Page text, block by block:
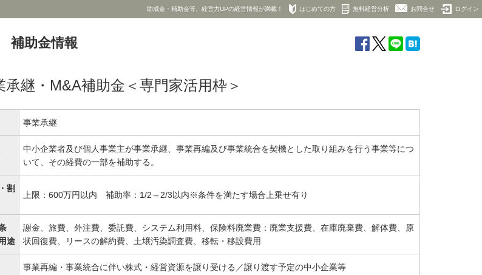
助成金・補助金等、経営力UPの経営情報が満載！ はじめての方 無料経営分析 お問合せ ログイン
補助金情報
承継・M&A補助金＜専門家活用枠＞
事業承継
中小企業者及び個人事業主が事業承継、事業再編及び事業統合を契機とした取り組みを行う事業等につ
いて、その経費の一部を補助する。
割
上限：600万円以内 補助率：1/2～2/3以内※条件を満たす場合上乗せ有り
途
謝金、旅費、外注費、委託費、システム利用料、保険料廃業費：廃業支援費、在庫廃棄費、解体費、原
状回復費、リースの解約費、土壌汚染調査費、移転・移設費用
事業再編・事業統合に伴い株式・経営資源を譲り受ける／譲り渡す予定の中小企業等